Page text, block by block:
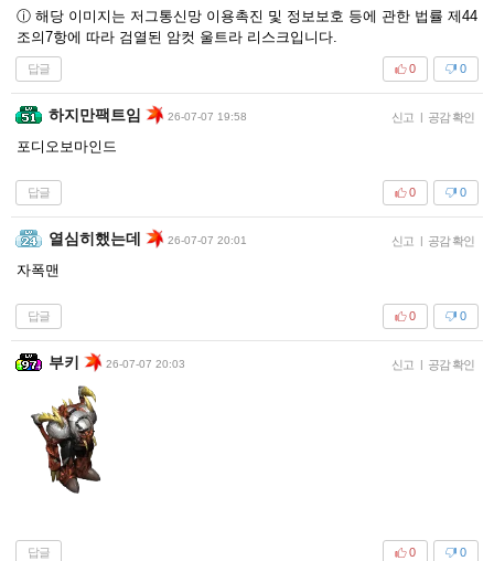
ⓘ 해당 이미지는 저그통신망 이용촉진 및 정보보호 등에 관한 법률 제44
조의7항에 따라 검열된 암컷 울트라 리스크입니다.
답글 0
0
하지만팩트임 26-07-07 19:58 신고 | 공감 확인
포디오보마인드
답글 0
0
열심히했는데 26-07-07 20:01 신고 | 공감 확인
자폭맨
답글 0
0
부키 26-07-07 20:03 신고 | 공감 확인
답글 0
0